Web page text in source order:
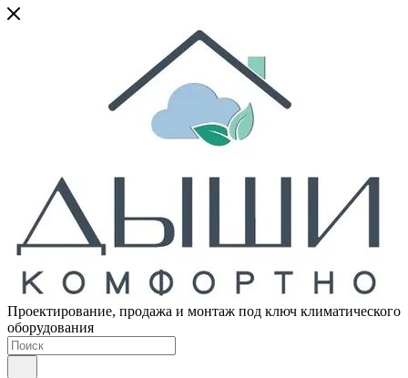
Проектирование, продажа и монтаж под ключ климатического
оборудования